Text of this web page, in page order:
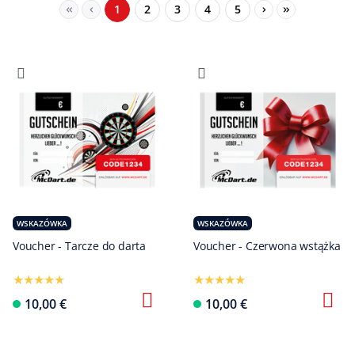
Seite
1 Seite
2 Seite
3 Seite
4 Seite
5
WSKAZÓWKA
Voucher - Tarcze do darta
10,00 € Skonfiguruj
WSKAZÓWKA
Voucher - Czerwona wstążka
10,00 €